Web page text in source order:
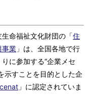
命福祉文化財団の「住
事業 」は、全国各地で行
に参加する“企業メセ
示すことを目的とした企
」に認定されていま